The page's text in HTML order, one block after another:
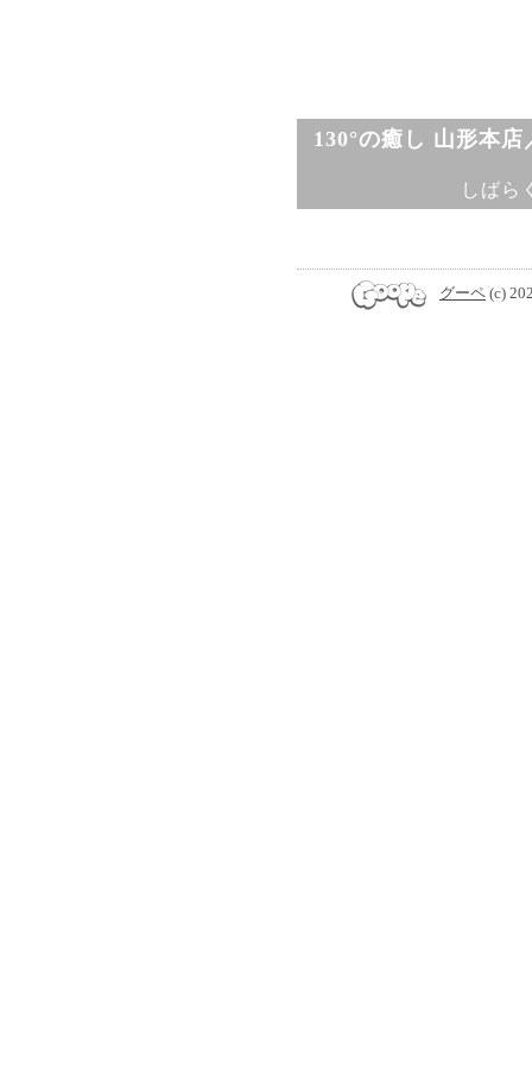
130°の癒し 山形本
しばら
グーペ (c)